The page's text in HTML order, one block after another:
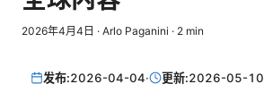
2026年4月4日 · Arlo Paganini · 2 min
发布:2026-04-04· 更新:2026-05-10